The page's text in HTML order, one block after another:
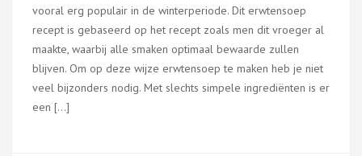
vooral erg populair in de winterperiode. Dit erwtensoep
recept is gebaseerd op het recept zoals men dit vroeger al
maakte, waarbij alle smaken optimaal bewaarde zullen
blijven. Om op deze wijze erwtensoep te maken heb je niet
veel bijzonders nodig. Met slechts simpele ingrediënten is er
een […]